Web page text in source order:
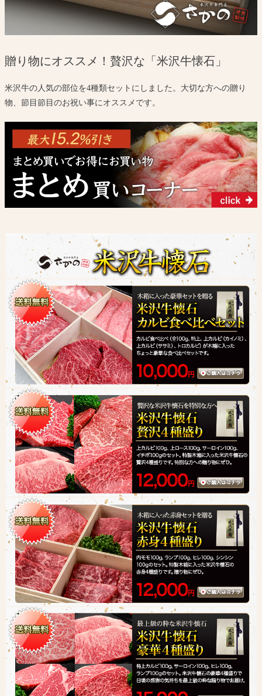
贈り物にオススメ！贅沢な「米沢牛懐石」
米沢牛の人気の部位を4種類セットにしました。大切な方への贈り
物、節目節目のお祝い事にオススメです。